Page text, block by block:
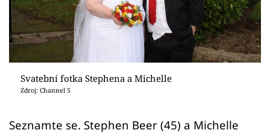
Videa
Sledujte prima+
Přihlášení
Sledujte nás
Svatební fotka Stephena a Michelle
Zdroj: Channel 5
Seznamte se. Stephen Beer (45) a Michelle